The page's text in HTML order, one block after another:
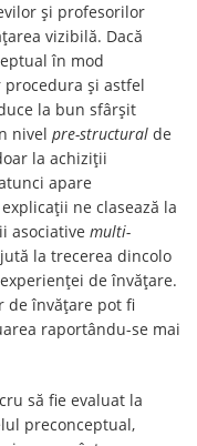
și profesorilor
vizibilă. Dacă
în mod
și astfel
la bun sfârșit
nivel pre-structural de
la achiziții
apare
ne clasează la
asociative multi-
la trecerea dincolo
de învățare.
de învățare pot fi
raportându-se mai
să fie evaluat la
preconceptual,